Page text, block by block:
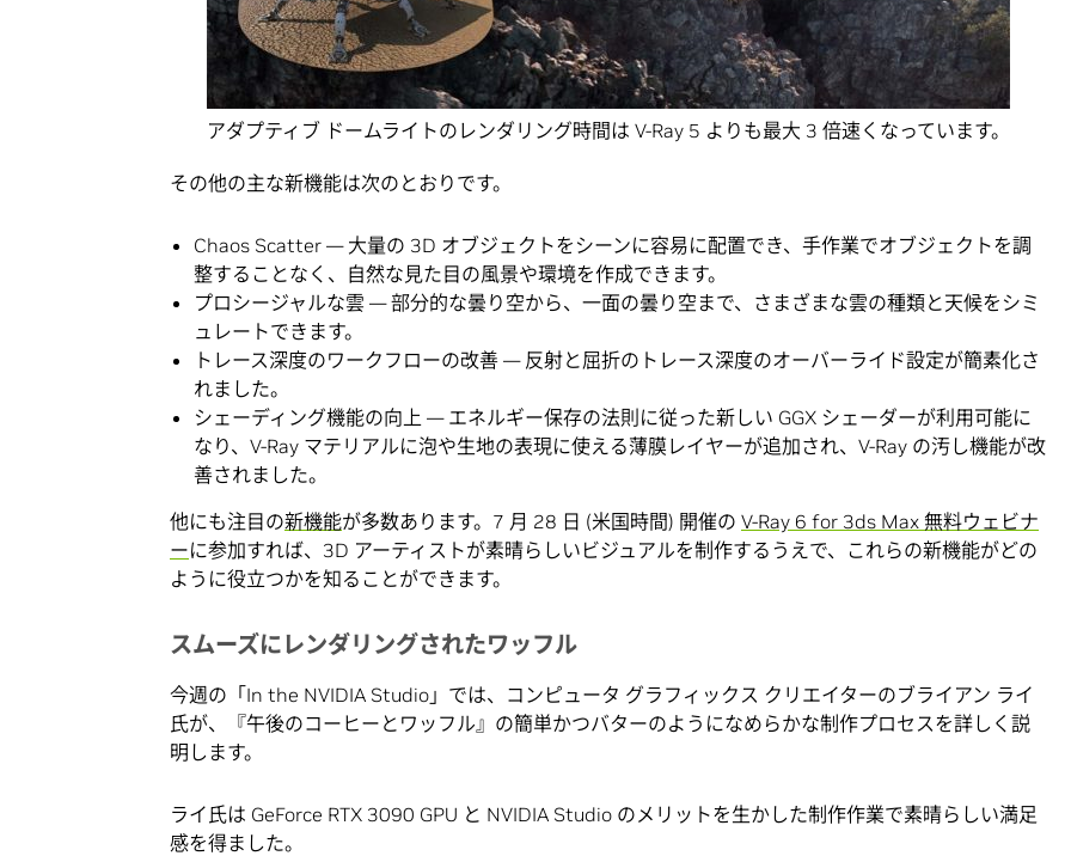
アダプティブ ドームライトのレンダリング時間は V-Ray 5 よりも最大 3 倍速くなっています。
その他の主な新機能は次のとおりです。
Chaos Scatter — 大量の 3D オブジェクトをシーンに容易に配置でき、手作業でオブジェクトを調
整することなく、自然な見た目の風景や環境を作成できます。
プロシージャルな雲 — 部分的な曇り空から、一面の曇り空まで、さまざまな雲の種類と天候をシミ
ュレートできます。
トレース深度のワークフローの改善 — 反射と屈折のトレース深度のオーバーライド設定が簡素化さ
れました。
シェーディング機能の向上 — エネルギー保存の法則に従った新しい GGX シェーダーが利用可能に
なり、V-Ray マテリアルに泡や生地の表現に使える薄膜レイヤーが追加され、V-Ray の汚し機能が改
善されました。
他にも注目の新機能が多数あります。7 月 28 日 (米国時間) 開催の V-Ray 6 for 3ds Max 無料ウェビナ
ーに参加すれば、3D アーティストが素晴らしいビジュアルを制作するうえで、これらの新機能がどの
ように役立つかを知ることができます。
スムーズにレンダリングされたワッフル
今週の「In the NVIDIA Studio」では、コンピュータ グラフィックス クリエイターのブライアン ライ
氏が、『午後のコーヒーとワッフル』の簡単かつバターのようになめらかな制作プロセスを詳しく説
明します。
ライ氏は GeForce RTX 3090 GPU と NVIDIA Studio のメリットを生かした制作作業で素晴らしい満足
感を得ました。